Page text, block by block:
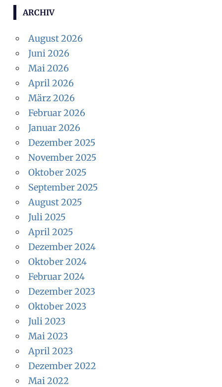
ARCHIV
August 2026
Juni 2026
Mai 2026
April 2026
März 2026
Februar 2026
Januar 2026
Dezember 2025
November 2025
Oktober 2025
September 2025
August 2025
Juli 2025
April 2025
Dezember 2024
Oktober 2024
Februar 2024
Dezember 2023
Oktober 2023
Juli 2023
Mai 2023
April 2023
Dezember 2022
Mai 2022